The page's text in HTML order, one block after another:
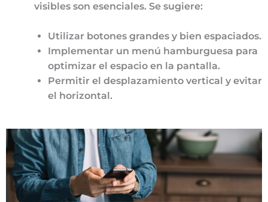
visibles son esenciales. Se sugiere:
Utilizar botones grandes y bien espaciados.
Implementar un menú hamburguesa para
optimizar el espacio en la pantalla.
Permitir el desplazamiento vertical y evitar
el horizontal.